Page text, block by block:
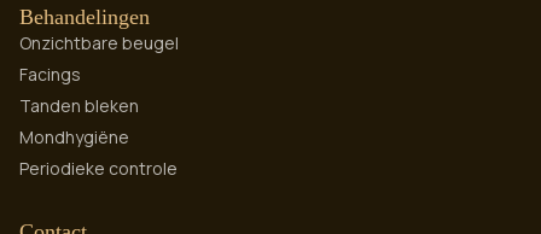
Behandelingen
Onzichtbare beugel
Facings
Tanden bleken
Mondhygiëne
Periodieke controle